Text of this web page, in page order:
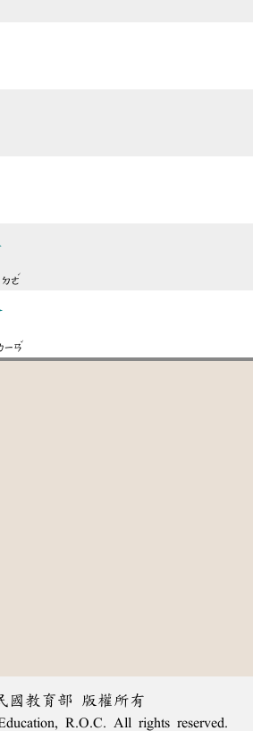
ㄉㄜ
ˊ
ㄧㄢ
ˇ
國教育部 版權所有
R.O.C. All rights reserved.